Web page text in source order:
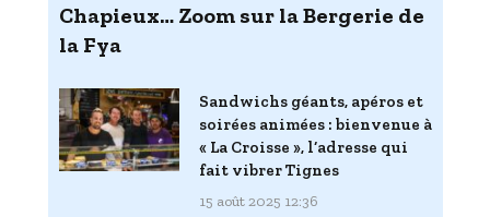
Chapieux… Zoom sur la Bergerie de
la Fya
Sandwichs géants, apéros et
soirées animées : bienvenue à
« La Croisse », l’adresse qui
fait vibrer Tignes
15 août 2025 12:36